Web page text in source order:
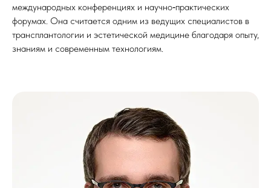
международных конференциях и научно‑практических
форумах. Она считается одним из ведущих специалистов в
трансплантологии и эстетической медицине благодаря опыту,
знаниям и современным технологиям.